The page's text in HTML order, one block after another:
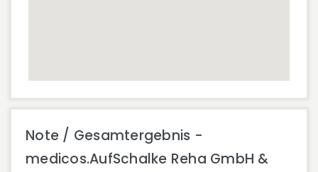
Note / Gesamtergebnis -
medicos.AufSchalke Reha GmbH &